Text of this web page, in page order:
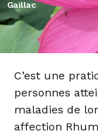
Gaillac
C’est une
personnes
maladies de
affection